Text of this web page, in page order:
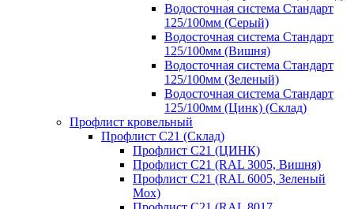
Водосточная система Стандарт
125/100мм (Серый)
Водосточная система Стандарт
125/100мм (Вишня)
Водосточная система Стандарт
125/100мм (Зеленый)
Водосточная система Стандарт
125/100мм (Цинк) (Склад)
Профлист кровельный
Профлист С21 (Склад)
Профлист С21 (ЦИНК)
Профлист С21 (RAL 3005, Вишня)
Профлист С21 (RAL 6005, Зеленый
Мох)